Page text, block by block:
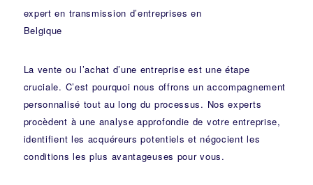
expert en transmission d’entreprises en
Belgique
La vente ou l’achat d’une entreprise est une étape
cruciale. C’est pourquoi nous offrons un accompagnement
personnalisé tout au long du processus. Nos experts
procèdent à une analyse approfondie de votre entreprise,
identifient les acquéreurs potentiels et négocient les
conditions les plus avantageuses pour vous.